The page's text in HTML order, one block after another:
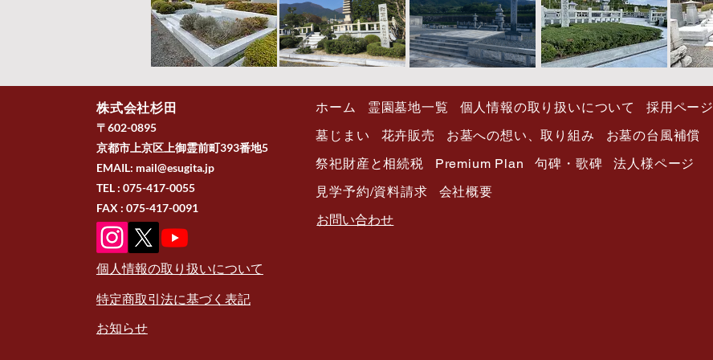
株式会社杉田
〒602-0895
京都市上京区上御霊前町393番地5
EMAIL: mail@esugita.jp
TEL : 075-417-0055
FAX : 075-417-0091
個人情報の取り扱いについて
特定商取引法に基づく表記
お知らせ
ホーム 霊園墓地一覧 個人情報の取り扱いについて
採用ページ
墓じまい
花卉販売 お墓への想い、取り組み
お墓の台風補償
祭祀財産と相続税
Premium Plan 句碑・歌碑
法人様ページ
見学予約/資料請求
会社概要
​お問い合わせ